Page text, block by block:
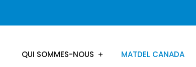
QUI SOMMES-NOUS MATDEL CANADA